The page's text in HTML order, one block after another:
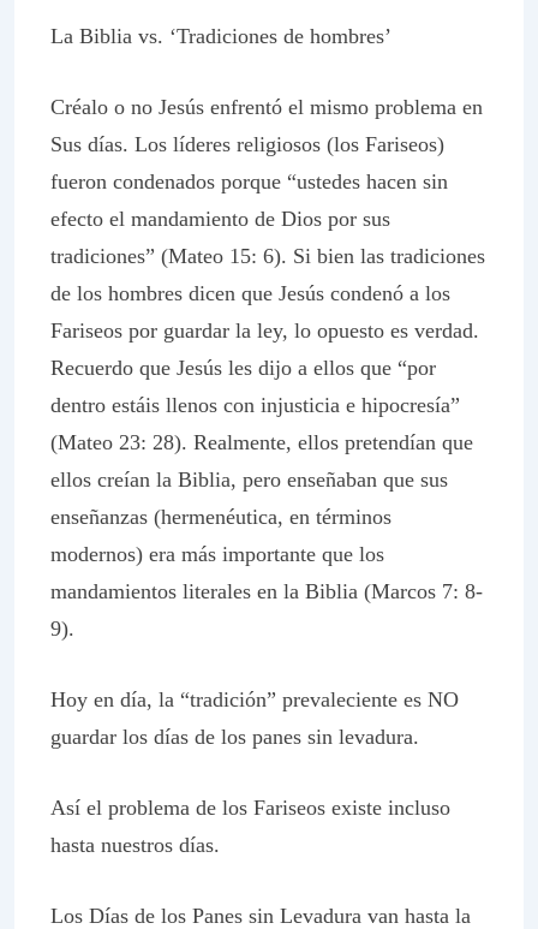
La Biblia vs. ‘Tradiciones de hombres’
Créalo o no Jesús enfrentó el mismo problema en
Sus días. Los líderes religiosos (los Fariseos)
fueron condenados porque “ustedes hacen sin
efecto el mandamiento de Dios por sus
tradiciones” (Mateo 15: 6). Si bien las tradiciones
de los hombres dicen que Jesús condenó a los
Fariseos por guardar la ley, lo opuesto es verdad.
Recuerdo que Jesús les dijo a ellos que “por
dentro estáis llenos con injusticia e hipocresía”
(Mateo 23: 28). Realmente, ellos pretendían que
ellos creían la Biblia, pero enseñaban que sus
enseñanzas (hermenéutica, en términos
modernos) era más importante que los
mandamientos literales en la Biblia (Marcos 7: 8-
9).
Hoy en día, la “tradición” prevaleciente es NO
guardar los días de los panes sin levadura.
Así el problema de los Fariseos existe incluso
hasta nuestros días.
Los Días de los Panes sin Levadura van hasta la